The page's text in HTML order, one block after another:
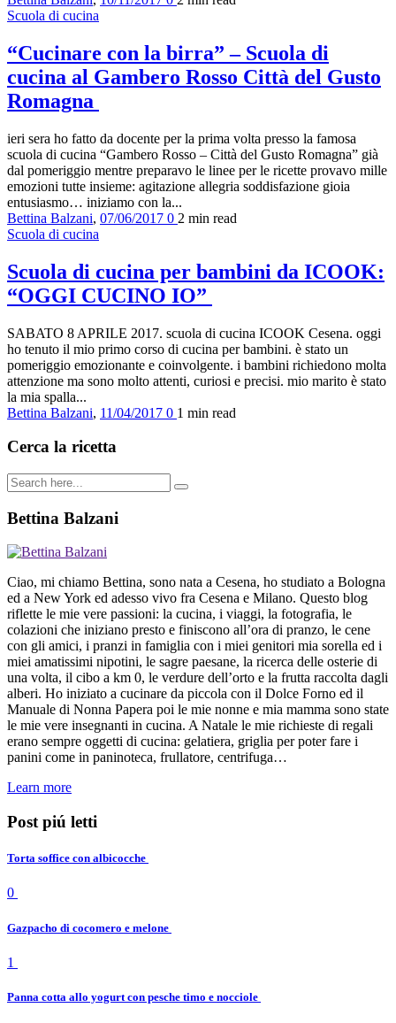
Scuola di cucina
“Cucinare con la birra” – Scuola di
cucina al Gambero Rosso Città del Gusto
Romagna
ieri sera ho fatto da docente per la prima volta presso la famosa
scuola di cucina “Gambero Rosso – Città del Gusto Romagna” già
dal pomeriggio mentre preparavo le linee per le ricette provavo mille
emozioni tutte insieme: agitazione allegria soddisfazione gioia
entusiasmo… iniziamo con la...
Bettina Balzani, 07/06/2017 0 2 min read
Scuola di cucina
Scuola di cucina per bambini da ICOOK:
“OGGI CUCINO IO”
SABATO 8 APRILE 2017. scuola di cucina ICOOK Cesena. oggi
ho tenuto il mio primo corso di cucina per bambini. è stato un
pomeriggio emozionante e coinvolgente. i bambini richiedono molta
attenzione ma sono molto attenti, curiosi e precisi. mio marito è stato
la mia spalla...
Bettina Balzani, 11/04/2017 0 1 min read
Cerca la ricetta
Bettina Balzani
Ciao, mi chiamo Bettina, sono nata a Cesena, ho studiato a Bologna
ed a New York ed adesso vivo fra Cesena e Milano. Questo blog
riflette le mie vere passioni: la cucina, i viaggi, la fotografia, le
colazioni che iniziano presto e finiscono all’ora di pranzo, le cene
con gli amici, i pranzi in famiglia con i miei genitori mia sorella ed i
miei amatissimi nipotini, le sagre paesane, la ricerca delle osterie di
una volta, il cibo a km 0, le verdure dell’orto e la frutta raccolta dagli
alberi. Ho iniziato a cucinare da piccola con il Dolce Forno ed il
Manuale di Nonna Papera poi le mie nonne e mia mamma sono state
le mie vere insegnanti in cucina. A Natale le mie richieste di regali
erano sempre oggetti di cucina: gelatiera, griglia per poter fare i
panini come in paninoteca, frullatore, centrifuga…
Learn more
Post piú letti
Torta soffice con albicocche
0
Gazpacho di cocomero e melone
1
Panna cotta allo yogurt con pesche timo e nocciole